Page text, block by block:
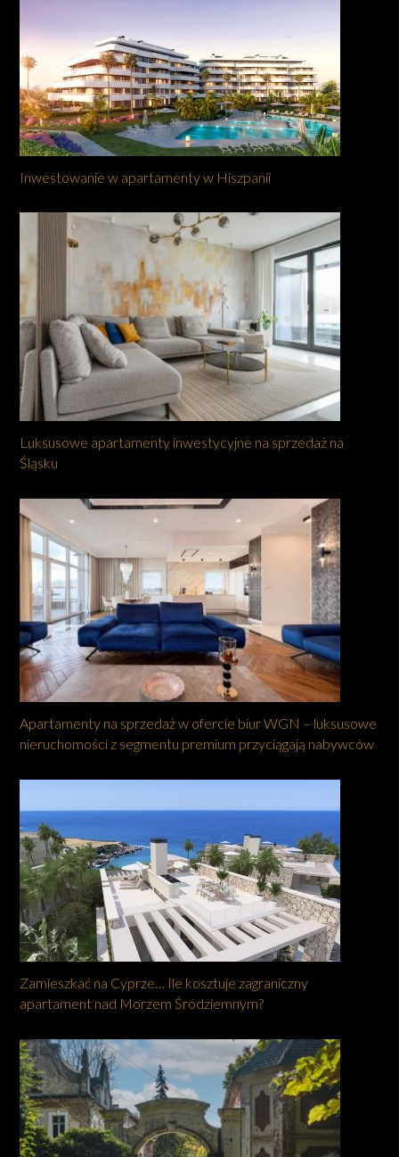
Inwestowanie w apartamenty w Hiszpanii
Luksusowe apartamenty inwestycyjne na sprzedaż na
Śląsku
Apartamenty na sprzedaż w ofercie biur WGN – luksusowe
nieruchomości z segmentu premium przyciągają nabywców
Zamieszkać na Cyprze… Ile kosztuje zagraniczny
apartament nad Morzem Śródziemnym?